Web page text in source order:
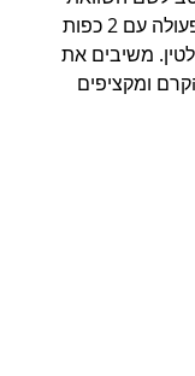
מרקמים. שבים על הפעולה עם 2 כפות
משיבים את
ומקציפים